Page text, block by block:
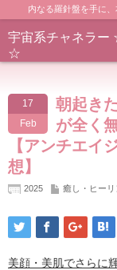
内なる羅針盤を手に
宇宙系チャネラー
☆
17
Feb
朝起き
が全く
【アンチエイ
想】
2025 癒し・ヒーリ
美顔・美肌でさらに